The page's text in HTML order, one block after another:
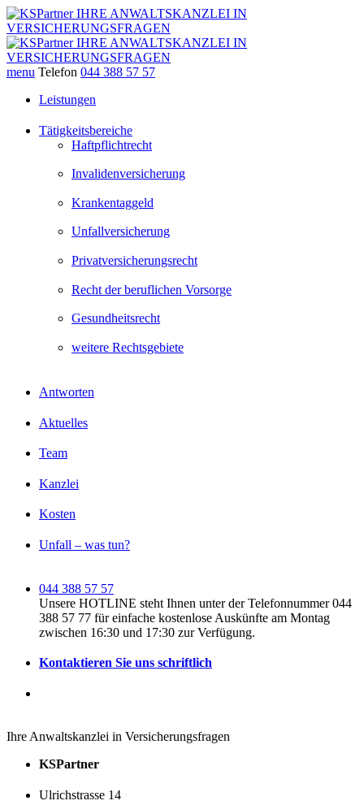
menu Telefon 044 388 57 57
Leistungen
Tätigkeitsbereiche
Haftpflichtrecht
Invalidenversicherung
Krankentaggeld
Unfallversicherung
Privatversicherungsrecht
Recht der beruflichen Vorsorge
Gesundheitsrecht
weitere Rechtsgebiete
Antworten
Aktuelles
Team
Kanzlei
Kosten
Unfall – was tun?
044 388 57 57
Unsere HOTLINE steht Ihnen unter der Telefonnummer 044
388 57 77 für einfache kostenlose Auskünfte am Montag
zwischen 16:30 und 17:30 zur Verfügung.
Kontaktieren Sie uns schriftlich
Ihre Anwaltskanzlei in Versicherungsfragen
KSPartner
Ulrichstrasse 14